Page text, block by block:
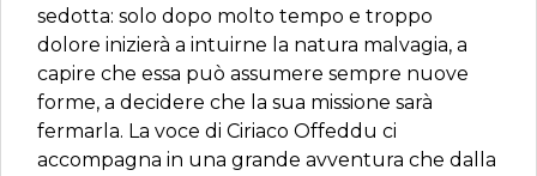
sedotta: solo dopo molto tempo e troppo
dolore inizierà a intuirne la natura malvagia, a
capire che essa può assumere sempre nuove
forme, a decidere che la sua missione sarà
fermarla. La voce di Ciriaco Offeddu ci
accompagna in una grande avventura che dalla